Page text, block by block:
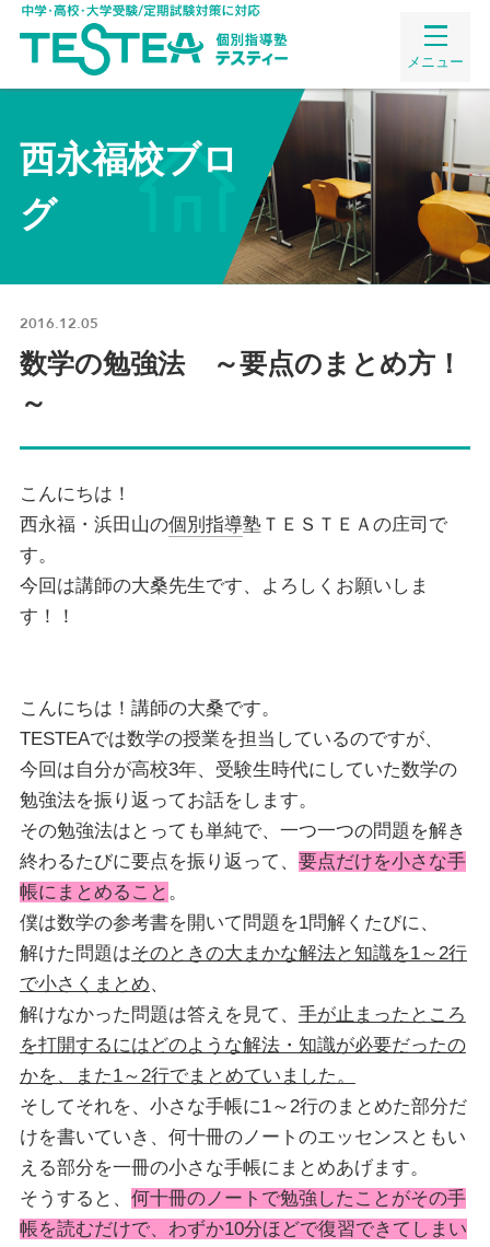
メニュー
西永福校ブロ
グ
2016.12.05
数学の勉強法 ～要点のまとめ方！
～
こんにちは！
西永福・浜田山の個別指導塾ＴＥＳＴＥＡの庄司で
す。
今回は講師の大桑先生です、よろしくお願いしま
す！！
こんにちは！講師の大桑です。
TESTEAでは数学の授業を担当しているのですが、
今回は自分が高校3年、受験生時代にしていた数学の
勉強法を振り返ってお話をします。
その勉強法はとっても単純で、一つ一つの問題を解き
終わるたびに要点を振り返って、 要点だけを小さな手
帳にまとめること 。
僕は数学の参考書を開いて問題を1問解くたびに、
解けた問題はそのときの大まかな解法と知識を1～2行
で小さくまとめ、
解けなかった問題は答えを見て、 手が止まったところ
を打開するにはどのような解法・知識が必要だったの
かを、また1～2行でまとめていました。
そしてそれを、小さな手帳に1～2行のまとめた部分だ
けを書いていき、何十冊のノートのエッセンスともい
える部分を一冊の小さな手帳にまとめあげます。
そうすると、 何十冊のノートで勉強したことがその手
帳を読むだけで、わずか10分ほどで復習できてしまい